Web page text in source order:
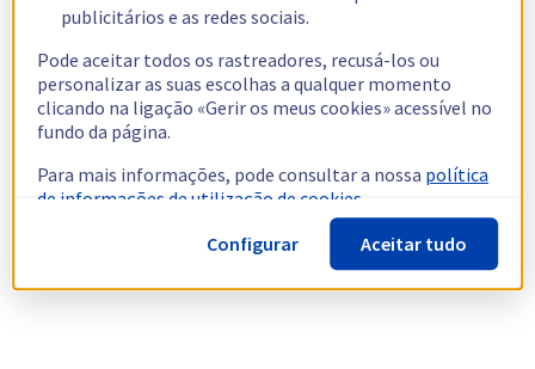
publicitários e as redes sociais.
Pode aceitar todos os rastreadores, recusá-los ou
personalizar as suas escolhas a qualquer momento
clicando na ligação «Gerir os meus cookies» acessível no
fundo da página.
Para mais informações, pode consultar a nossa política
de informações de utilização de cookies.
Configurar
Aceitar tudo